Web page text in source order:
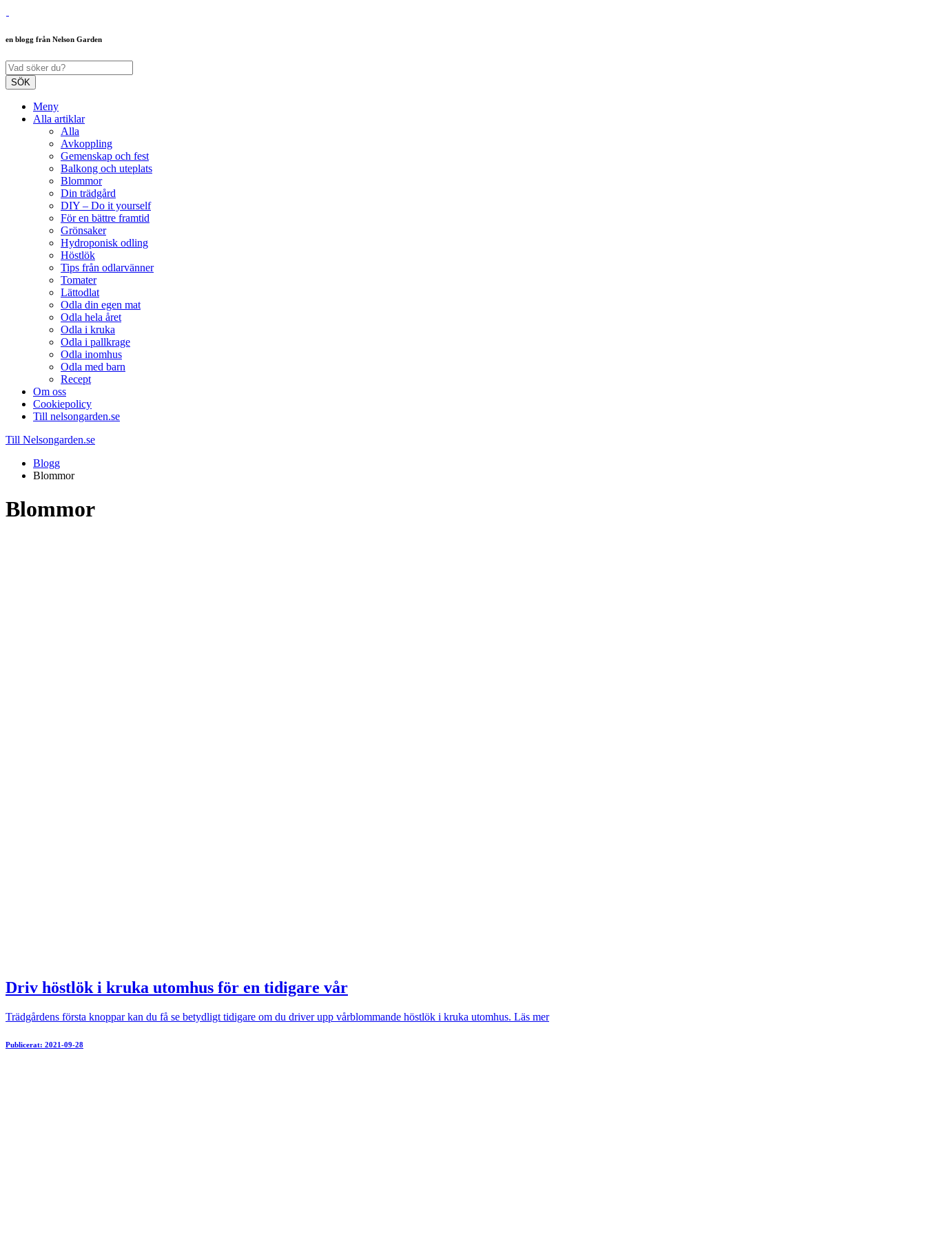
en blogg från Nelson Garden
Meny
Alla artiklar
Alla
Avkoppling
Gemenskap och fest
Balkong och uteplats
Blommor
Din trädgård
DIY – Do it yourself
För en bättre framtid
Grönsaker
Hydroponisk odling
Höstlök
Tips från odlarvänner
Tomater
Lättodlat
Odla din egen mat
Odla hela året
Odla i kruka
Odla i pallkrage
Odla inomhus
Odla med barn
Recept
Om oss
Cookiepolicy
Till nelsongarden.se
Till Nelsongarden.se
Blogg
Blommor
Blommor
Driv höstlök i kruka utomhus för en tidigare vår
Trädgårdens första knoppar kan du få se betydligt tidigare om du driver upp vårblommande höstlök i kruka utomhus. Läs mer
Publicerat: 2021-09-28